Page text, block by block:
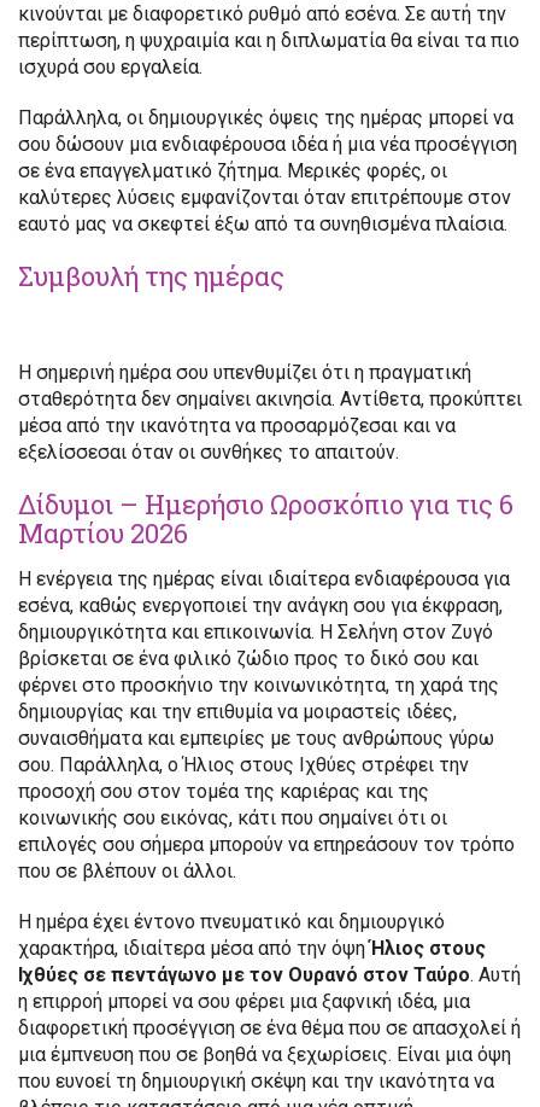
κινούνται με διαφορετικό ρυθμό από εσένα. Σε αυτή την
περίπτωση, η ψυχραιμία και η διπλωματία θα είναι τα πιο
ισχυρά σου εργαλεία.
Παράλληλα, οι δημιουργικές όψεις της ημέρας μπορεί να
σου δώσουν μια ενδιαφέρουσα ιδέα ή μια νέα προσέγγιση
σε ένα επαγγελματικό ζήτημα. Μερικές φορές, οι
καλύτερες λύσεις εμφανίζονται όταν επιτρέπουμε στον
εαυτό μας να σκεφτεί έξω από τα συνηθισμένα πλαίσια.
Συμβουλή της ημέρας
Η σημερινή ημέρα σου υπενθυμίζει ότι η πραγματική
σταθερότητα δεν σημαίνει ακινησία. Αντίθετα, προκύπτει
μέσα από την ικανότητα να προσαρμόζεσαι και να
εξελίσσεσαι όταν οι συνθήκες το απαιτούν.
Δίδυμοι – Ημερήσιο Ωροσκόπιο για τις 6
Μαρτίου 2026
Η ενέργεια της ημέρας είναι ιδιαίτερα ενδιαφέρουσα για
εσένα, καθώς ενεργοποιεί την ανάγκη σου για έκφραση,
δημιουργικότητα και επικοινωνία. Η Σελήνη στον Ζυγό
βρίσκεται σε ένα φιλικό ζώδιο προς το δικό σου και
φέρνει στο προσκήνιο την κοινωνικότητα, τη χαρά της
δημιουργίας και την επιθυμία να μοιραστείς ιδέες,
συναισθήματα και εμπειρίες με τους ανθρώπους γύρω
σου. Παράλληλα, ο Ήλιος στους Ιχθύες στρέφει την
προσοχή σου στον τομέα της καριέρας και της
κοινωνικής σου εικόνας, κάτι που σημαίνει ότι οι
επιλογές σου σήμερα μπορούν να επηρεάσουν τον τρόπο
που σε βλέπουν οι άλλοι.
Η ημέρα έχει έντονο πνευματικό και δημιουργικό
χαρακτήρα, ιδιαίτερα μέσα από την όψηΉλιος στους
Ιχθύες σε πεντάγωνο με τον Ουρανό στον Ταύρο. Αυτή
η επιρροή μπορεί να σου φέρει μια ξαφνική ιδέα, μια
διαφορετική προσέγγιση σε ένα θέμα που σε απασχολεί ή
μια έμπνευση που σε βοηθά να ξεχωρίσεις. Είναι μια όψη
που ευνοεί τη δημιουργική σκέψη και την ικανότητα να